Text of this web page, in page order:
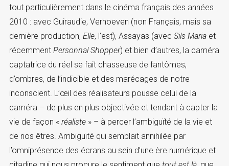
tout particulièrement dans le cinéma français des années
2010 : avec Guiraudie, Verhoeven (non Français, mais sa
dernière production, Elle, l’est), Assayas (avec Sils Mariaet
récemment Personnal Shopper) et bien d’autres, la caméra
captatrice du réel se fait chasseuse de fantômes,
d’ombres, de l’indicible et des marécages de notre
inconscient. L’œil des réalisateurs pousse celui de la
caméra – de plus en plus objectivée et tendant à capter la
vie de façon « réaliste» – à percer l’ambiguïté de la vie et
de nos êtres. Ambiguïté qui semblait annihilée par
l’omniprésence des écrans au sein d’une ère numérique et